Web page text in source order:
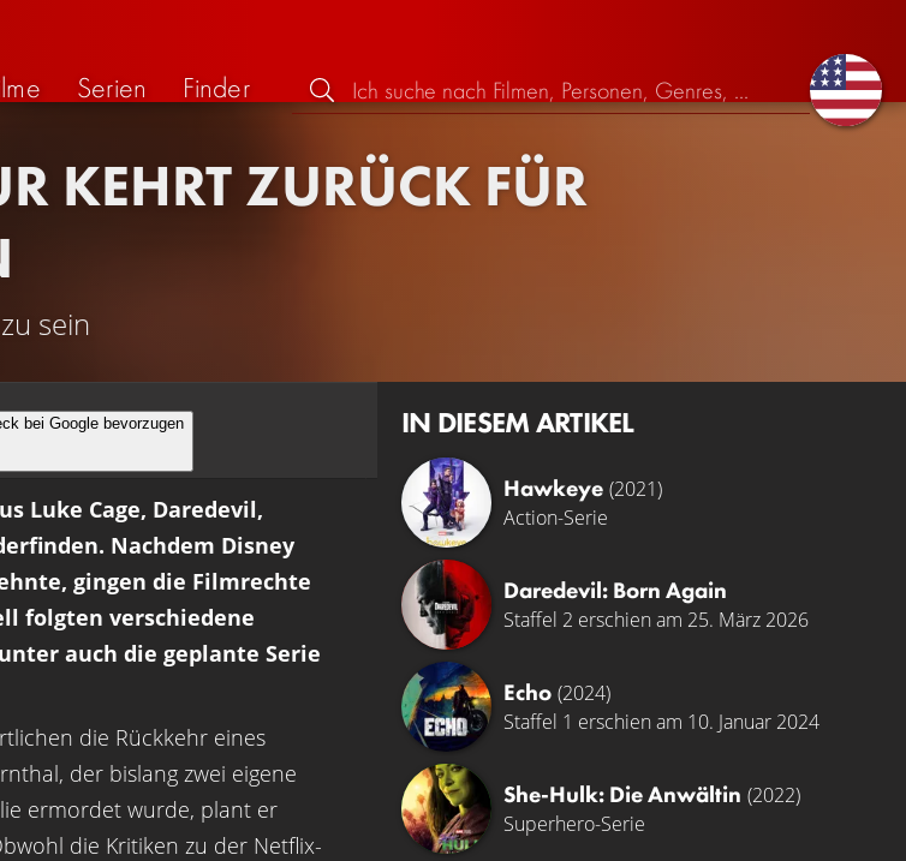
Serien Finder
KEHRT ZURÜCK FÜR
sein
bei Google bevorzugen
Luke Cage, Daredevil,
Nachdem Disney
gingen die Filmrechte
folgten verschiedene
auch die geplante Serie
die Rückkehr eines
der bislang zwei eigene
ermordet wurde, plant er
die Kritiken zu der Netflix-
IN DIESEM ARTIKEL
Hawkeye (2021)
Action-Serie
Daredevil: Born Again
Staffel 2 erschien am 25. März 2026
Echo (2024)
Staffel 1 erschien am 10. Januar 2024
She-Hulk: Die Anwältin (2022)
Superhero-Serie